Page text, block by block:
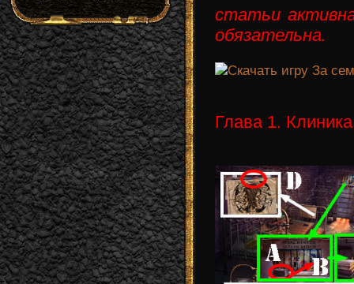
статьи
обязательна.
Глава 1. Клиника